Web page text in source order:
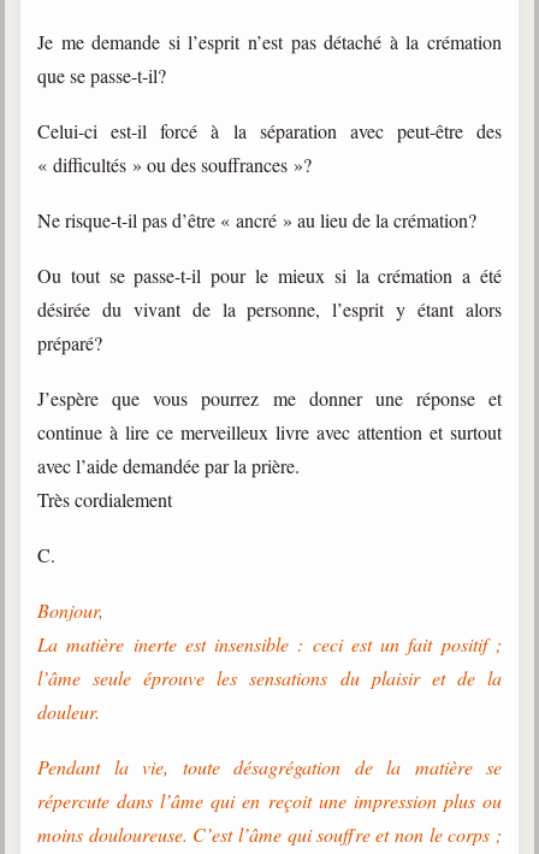
Je me demande si l’esprit n’est pas détaché à la crémation
que se passe-t-il?
Celui-ci est-il forcé à la séparation avec peut-être des
« difficultés » ou des souffrances »?
Ne risque-t-il pas d’être « ancré » au lieu de la crémation?
Ou tout se passe-t-il pour le mieux si la crémation a été
désirée du vivant de la personne, l’esprit y étant alors
préparé?
J’espère que vous pourrez me donner une réponse et
continue à lire ce merveilleux livre avec attention et surtout
avec l’aide demandée par la prière.
Très cordialement
C.
Bonjour,
La matière inerte est insensible : ceci est un fait positif ;
l’âme seule éprouve les sensations du plaisir et de la
douleur.
Pendant la vie, toute désagrégation de la matière se
répercute dans l’âme qui en reçoit une impression plus ou
moins douloureuse. C’est l’âme qui souffre et non le corps ;